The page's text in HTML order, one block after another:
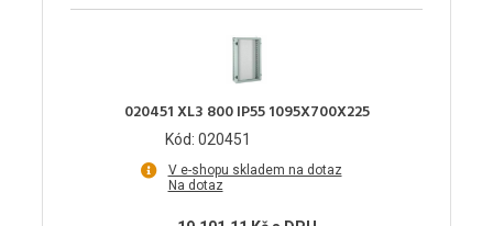
020451 XL3 800 IP55 1095X700X225
Kód: 020451
V e-shopu skladem na dotaz
Na dotaz